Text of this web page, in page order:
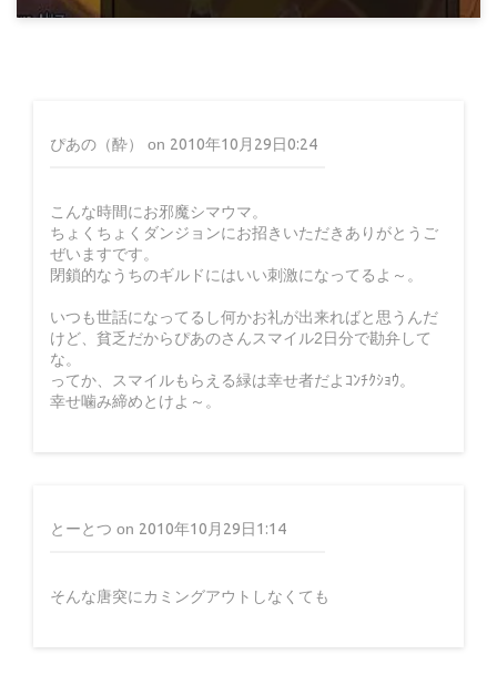
探検25までの発掘数
15年前
ぴあの（酔） on 2010年10月29日0:24
こんな時間にお邪魔シマウマ。
ちょくちょくダンジョンにお招きいただきありがとうご
ぜいますです。
閉鎖的なうちのギルドにはいい刺激になってるよ～。
いつも世話になってるし何かお礼が出来ればと思うんだ
けど、貧乏だからぴあのさんスマイル2日分で勘弁して
な。
ってか、スマイルもらえる緑は幸せ者だよｺﾝﾁｸｼｮｳ。
幸せ噛み締めとけよ～。
とーとつ on 2010年10月29日1:14
そんな唐突にカミングアウトしなくても